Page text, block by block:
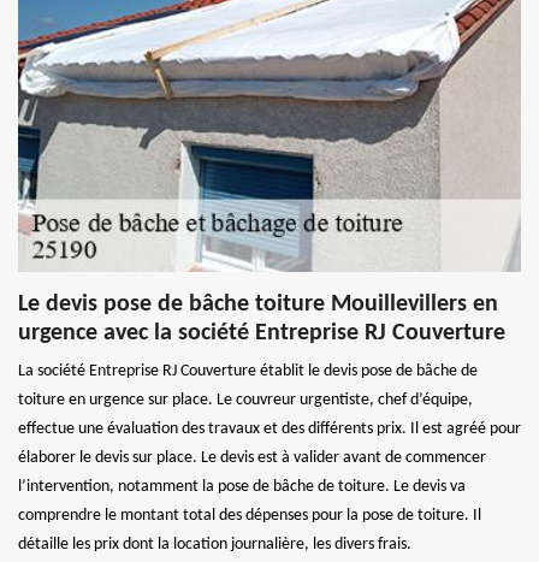
Le devis pose de bâche toiture Mouillevillers en
urgence avec la société Entreprise RJ Couverture
La société Entreprise RJ Couverture établit le devis pose de bâche de
toiture en urgence sur place. Le couvreur urgentiste, chef d’équipe,
effectue une évaluation des travaux et des différents prix. Il est agréé pour
élaborer le devis sur place. Le devis est à valider avant de commencer
l’intervention, notamment la pose de bâche de toiture. Le devis va
comprendre le montant total des dépenses pour la pose de toiture. Il
détaille les prix dont la location journalière, les divers frais.